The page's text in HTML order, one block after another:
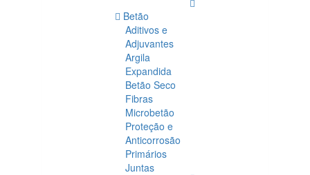
Betão
Aditivos e
Adjuvantes
Argila
Expandida
Betão Seco
Fibras
Microbetão
Proteção e
Anticorrosão
Primários
Juntas